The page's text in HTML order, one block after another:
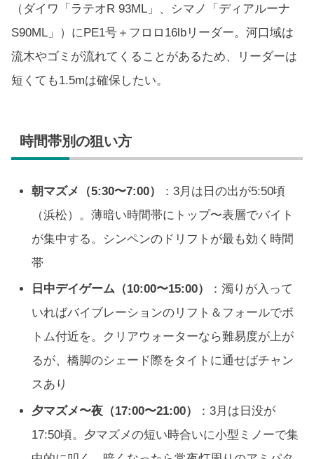
（ダイワ「ラテオR 93ML」、シマノ「ディアルーナ
S90ML」）にPE1号＋フロロ16lbリーダー。河口域は
流木やゴミが流れてくることがあるため、リーダーは
短くても1.5mは確保したい。
時間帯別の狙い方
朝マズメ（5:30〜7:00）
：3月は日の出が5:50頃
（浜松）。薄暗い時間帯にトップ〜表層でバイト
が集中する。シンペンのドリフトが最も効く時間
帯
日中デイゲーム（10:00〜15:00）
：濁りが入って
いればバイブレーションのリフト＆フォールでボ
トム付近を。クリアウォーターなら難易度が上が
るが、橋脚のシェード際をタイトに通せばチャン
スあり
夕マズメ〜夜（17:00〜21:00）
：3月は日没が
17:50頃。夕マズメの短い時合いに小型ミノーで集